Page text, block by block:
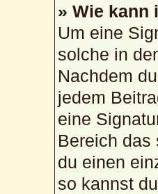
» Wie kann
Um eine
solche in
Nachdem
jedem
eine
Bereich das
du einen
so kannst